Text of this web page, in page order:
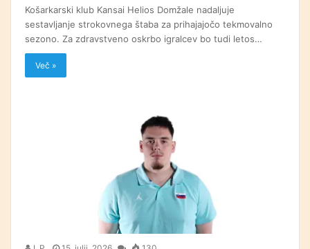
Košarkarski klub Kansai Helios Domžale nadaljuje
sestavljanje strokovnega štaba za prihajajočo tekmovalno
sezono. Za zdravstveno oskrbo igralcev bo tudi letos…
Več »